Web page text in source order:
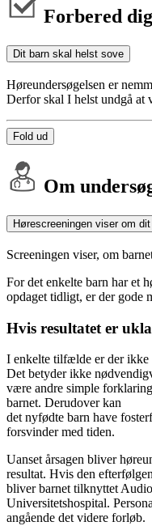
Forbered
Dit barn skal helst sove
Høreundersøgelsen er
Derfor skal I helst undgå at
Fold ud
Om
Hørescreeningen viser om
Screeningen viser, om
For det enkelte barn har et
opdaget tidligt, er der gode
Hvis resultatet er
I enkelte tilfælde er der ikke
Det betyder ikke
være andre simple
barnet. Derudover kan
det nyfødte barn have
forsvinder med tiden.
Uanset årsagen bliver
resultat. Hvis den
bliver barnet tilknyttet
Universitetshospital.
angående det videre forløb.